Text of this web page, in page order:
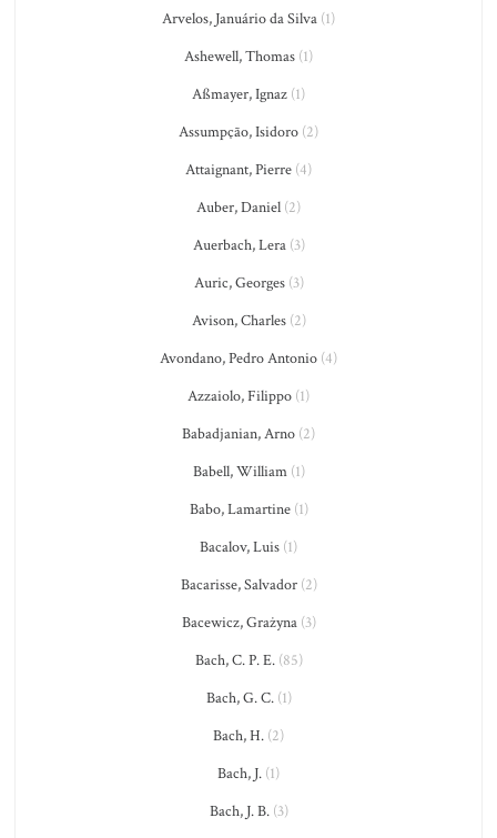
Arvelos, Januário da Silva (1)
Ashewell, Thomas (1)
Aßmayer, Ignaz (1)
Assumpção, Isidoro (2)
Attaignant, Pierre (4)
Auber, Daniel (2)
Auerbach, Lera(3)
Auric, Georges(3)
Avison, Charles(2)
Avondano, Pedro Antonio (4)
Azzaiolo, Filippo (1)
Babadjanian, Arno (2)
Babell, William(1)
Babo, Lamartine(1)
Bacalov, Luis (1)
Bacarisse, Salvador(2)
Bacewicz, Grażyna(3)
Bach, C. P. E.(85)
Bach, G. C.(1)
Bach, H. (2)
Bach, J. (1)
Bach, J. B.(3)